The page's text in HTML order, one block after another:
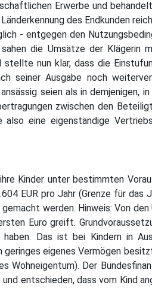
Erwerbe und
des Endkunden
- entgegen den
die Umsätze der
stellte nun klar, dass die
seiner Ausgabe noch
seien als in demjenigen,
zwischen den
also eine eigenständige
Kinder unter bestimmten
EUR pro Jahr (Grenze für
werden. Hinweis: Von
Euro greift.
Das ist bei Kindern in
geringes eigenes Vermögen
Wohneigentum). Der
entschieden, dass vom Kind